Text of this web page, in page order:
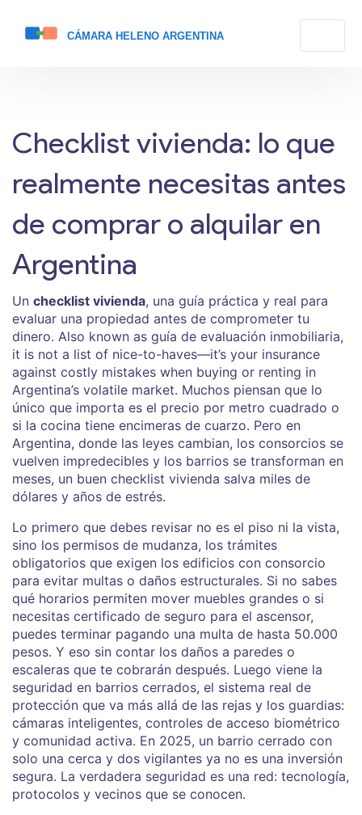
Checklist vivienda: lo que
realmente necesitas antes
de comprar o alquilar en
Argentina
Un checklist vivienda, una guía práctica y real para
evaluar una propiedad antes de comprometer tu
dinero. Also known as guía de evaluación inmobiliaria,
it is not a list of nice-to-haves—it’s your insurance
against costly mistakes when buying or renting in
Argentina’s volatile market. Muchos piensan que lo
único que importa es el precio por metro cuadrado o
si la cocina tiene encimeras de cuarzo. Pero en
Argentina, donde las leyes cambian, los consorcios se
vuelven impredecibles y los barrios se transforman en
meses, un buen checklist vivienda salva miles de
dólares y años de estrés.
Lo primero que debes revisar no es el piso ni la vista,
sino los permisos de mudanza, los trámites
obligatorios que exigen los edificios con consorcio
para evitar multas o daños estructurales. Si no sabes
qué horarios permiten mover muebles grandes o si
necesitas certificado de seguro para el ascensor,
puedes terminar pagando una multa de hasta 50.000
pesos. Y eso sin contar los daños a paredes o
escaleras que te cobrarán después. Luego viene la
seguridad en barrios cerrados, el sistema real de
protección que va más allá de las rejas y los guardias:
cámaras inteligentes, controles de acceso biométrico
y comunidad activa. En 2025, un barrio cerrado con
solo una cerca y dos vigilantes ya no es una inversión
segura. La verdadera seguridad es una red: tecnología,
protocolos y vecinos que se conocen.